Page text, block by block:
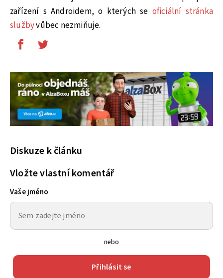
zařízení s Androidem, o kterých se oficiální stránka
službyvůbec nezmiňuje.
Diskuze k článku
Vložte vlastní komentář
Vaše jméno
nebo
Přihlásit se